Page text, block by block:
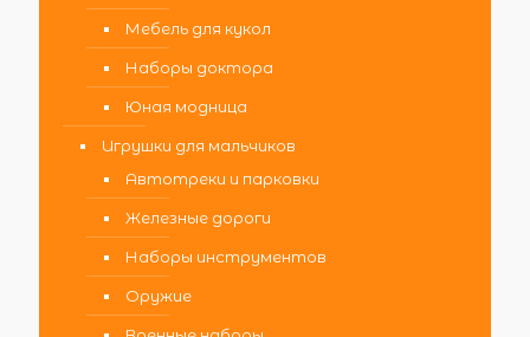
Мебель для кукол
Наборы доктора
Юная модница
Игрушки для мальчиков
Автотреки и парковки
Железные дороги
Наборы инструментов
Оружие